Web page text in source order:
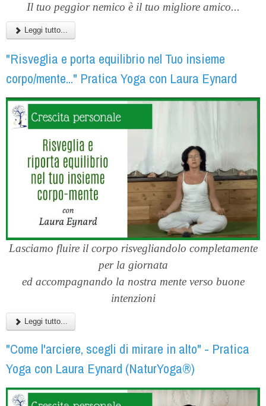
Il tuo peggior nemico è il tuo migliore amico...
Leggi tutto...
"Risveglia e porta equilibrio nel Tuo insieme
corpo/mente..." Pratica Yoga con Laura Eynard
Lasciamo fluire il corpo risvegliandolo completamente
per la giornata
ed accompagnando la nostra mente verso buone
intenzioni
Leggi tutto...
"Come l'arciere, scegli di mirare in alto" - Pratica
Yoga con Laura Eynard (NaturYoga®)